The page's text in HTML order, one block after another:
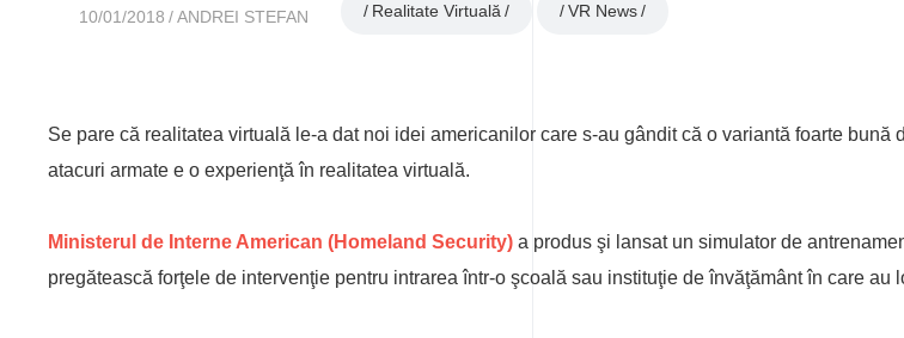
10/01/2018 ANDREI STEFAN Realitate Virtuală VR News
Se pare că realitatea virtuală le-a dat noi idei americanilor care s-au gândit că o variantă foarte bună
atacuri armate e o experienţă în realitatea virtuală.
Ministerul de Interne American (Homeland Security) a produs şi lansat un simulator de
pregătească forţele de intervenţie pentru intrarea într-o şcoală sau instituţie de învăţământ în care au